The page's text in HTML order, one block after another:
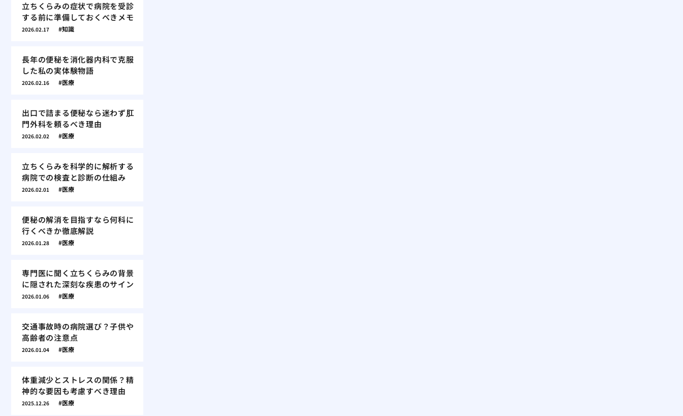
立ちくらみの症状で病院を受診
する前に準備しておくべきメモ
2026.02.17 知識
長年の便秘を消化器内科で克服
した私の実体験物語
2026.02.16 医療
出口で詰まる便秘なら迷わず肛
門外科を頼るべき理由
2026.02.02 医療
立ちくらみを科学的に解析する
病院での検査と診断の仕組み
2026.02.01 医療
便秘の解消を目指すなら何科に
行くべきか徹底解説
2026.01.28 医療
専門医に聞く立ちくらみの背景
に隠された深刻な疾患のサイン
2026.01.06 医療
交通事故時の病院選び？子供や
高齢者の注意点
2026.01.04 医療
体重減少とストレスの関係？精
神的な要因も考慮すべき理由
2025.12.26 医療